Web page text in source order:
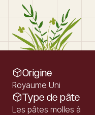
Origine
Royaume Uni
Type de pâte
Les pâtes molles à